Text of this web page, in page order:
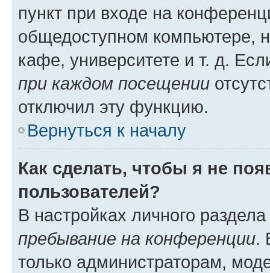
пункт при входе на
общедоступном компьютере,
кафе, университете и т. д.
при каждом посещении
отключил эту функцию.
Вернуться к началу
Как сделать, чтобы я не
пользователей?
В настройках личного
пребывание на конференции.
только администраторам,